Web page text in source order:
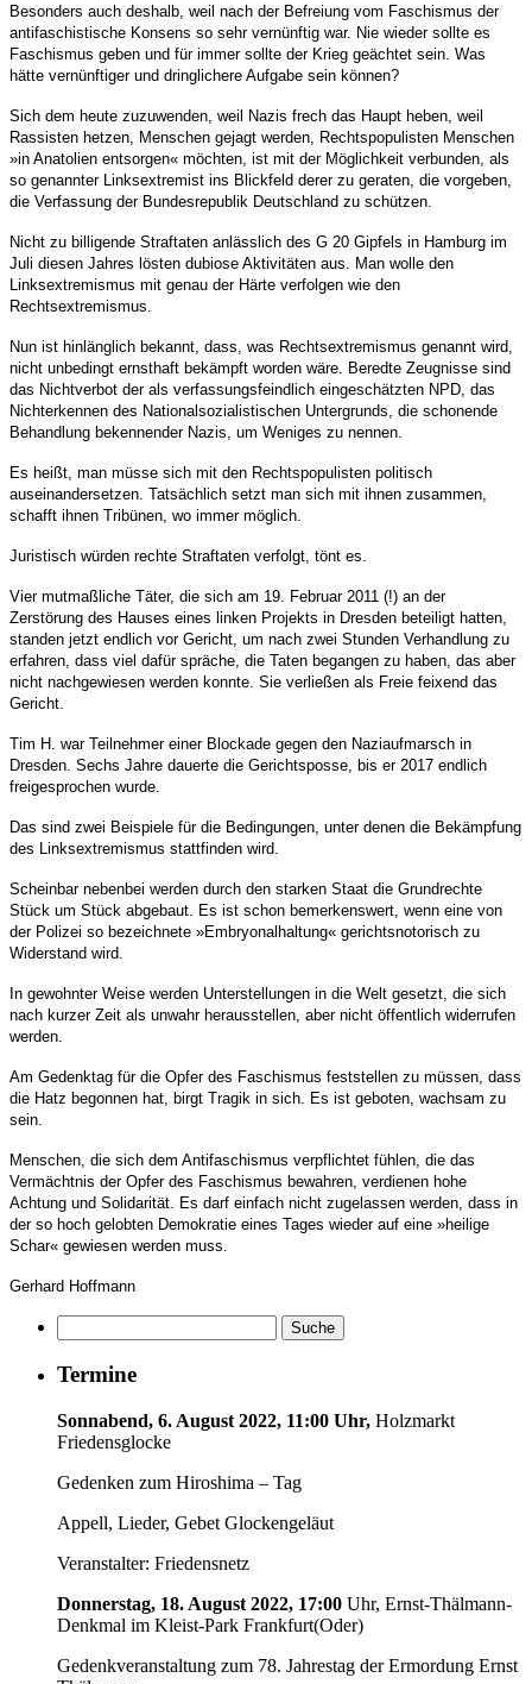
Besonders auch deshalb, weil nach der Befreiung vom Faschismus der
antifaschistische Konsens so sehr vernünftig war. Nie wieder sollte es
Faschismus geben und für immer sollte der Krieg geächtet sein. Was
hätte vernünftiger und dringlichere Aufgabe sein können?
Sich dem heute zuzuwenden, weil Nazis frech das Haupt heben, weil
Rassisten hetzen, Menschen gejagt werden, Rechtspopulisten Menschen
»in Anatolien entsorgen« möchten, ist mit der Möglichkeit verbunden, als
so genannter Linksextremist ins Blickfeld derer zu geraten, die vorgeben,
die Verfassung der Bundesrepublik Deutschland zu schützen.
Nicht zu billigende Straftaten anlässlich des G 20 Gipfels in Hamburg im
Juli diesen Jahres lösten dubiose Aktivitäten aus. Man wolle den
Linksextremismus mit genau der Härte verfolgen wie den
Rechtsextremismus.
Nun ist hinlänglich bekannt, dass, was Rechtsextremismus genannt wird,
nicht unbedingt ernsthaft bekämpft worden wäre. Beredte Zeugnisse sind
das Nichtverbot der als verfassungsfeindlich eingeschätzten NPD, das
Nichterkennen des Nationalsozialistischen Untergrunds, die schonende
Behandlung bekennender Nazis, um Weniges zu nennen.
Es heißt, man müsse sich mit den Rechtspopulisten politisch
auseinandersetzen. Tatsächlich setzt man sich mit ihnen zusammen,
schafft ihnen Tribünen, wo immer möglich.
Juristisch würden rechte Straftaten verfolgt, tönt es.
Vier mutmaßliche Täter, die sich am 19. Februar 2011 (!) an der
Zerstörung des Hauses eines linken Projekts in Dresden beteiligt hatten,
standen jetzt endlich vor Gericht, um nach zwei Stunden Verhandlung zu
erfahren, dass viel dafür spräche, die Taten begangen zu haben, das aber
nicht nachgewiesen werden konnte. Sie verließen als Freie feixend das
Gericht.
Tim H. war Teilnehmer einer Blockade gegen den Naziaufmarsch in
Dresden. Sechs Jahre dauerte die Gerichtsposse, bis er 2017 endlich
freigesprochen wurde.
Das sind zwei Beispiele für die Bedingungen, unter denen die Bekämpfung
des Linksextremismus stattfinden wird.
Scheinbar nebenbei werden durch den starken Staat die Grundrechte
Stück um Stück abgebaut. Es ist schon bemerkenswert, wenn eine von
der Polizei so bezeichnete »Embryonalhaltung« gerichtsnotorisch zu
Widerstand wird.
In gewohnter Weise werden Unterstellungen in die Welt gesetzt, die sich
nach kurzer Zeit als unwahr herausstellen, aber nicht öffentlich widerrufen
werden.
Am Gedenktag für die Opfer des Faschismus feststellen zu müssen, dass
die Hatz begonnen hat, birgt Tragik in sich. Es ist geboten, wachsam zu
sein.
Menschen, die sich dem Antifaschismus verpflichtet fühlen, die das
Vermächtnis der Opfer des Faschismus bewahren, verdienen hohe
Achtung und Solidarität. Es darf einfach nicht zugelassen werden, dass in
der so hoch gelobten Demokratie eines Tages wieder auf eine »heilige
Schar« gewiesen werden muss.
Gerhard Hoffmann
Termine
Sonnabend, 6. August 2022, 11:00 Uhr, Holzmarkt
Friedensglocke
Gedenken zum Hiroshima – Tag
Appell, Lieder, Gebet Glockengeläut
Veranstalter: Friedensnetz
Donnerstag, 18. August 2022, 17:00 Uhr, Ernst-Thälmann-
Denkmal im Kleist-Park Frankfurt(Oder)
Gedenkveranstaltung zum 78. Jahrestag der Ermordung Ernst